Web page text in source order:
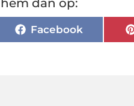
dan op:
Facebook